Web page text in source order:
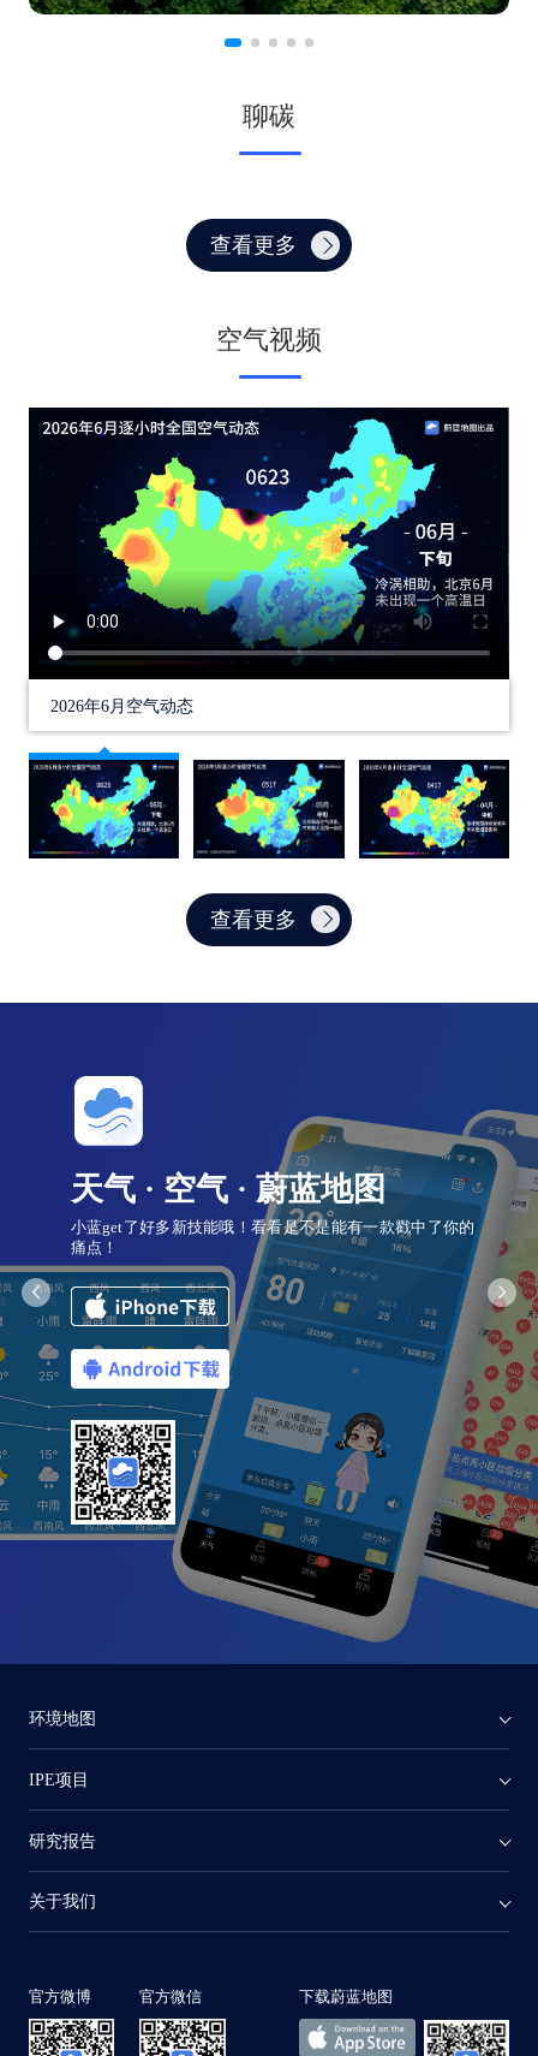
聊碳
查看更多
空气视频
2026年6月空气动态
查看更多
天气 · 空气 · 蔚蓝地图
小蓝get了好多新技能哦！看看是不是能有一款戳中了你的
痛点！
环境地图
IPE项目
研究报告
关于我们
官方微博 官方微信 下载蔚蓝地图